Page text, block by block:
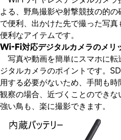
よる、野鳥撮影や射撃競技の的
で便利、出かけた先で撮った写
便利なアイテムです。
Wi-Fi対応デジタルカメラのメリ
写真や動画を簡単にスマホに
ジタルカメラのポイントです。
用する必要がないため、手間も
観察の場合、近づくことのできな
強い鳥も、楽に撮影できます。